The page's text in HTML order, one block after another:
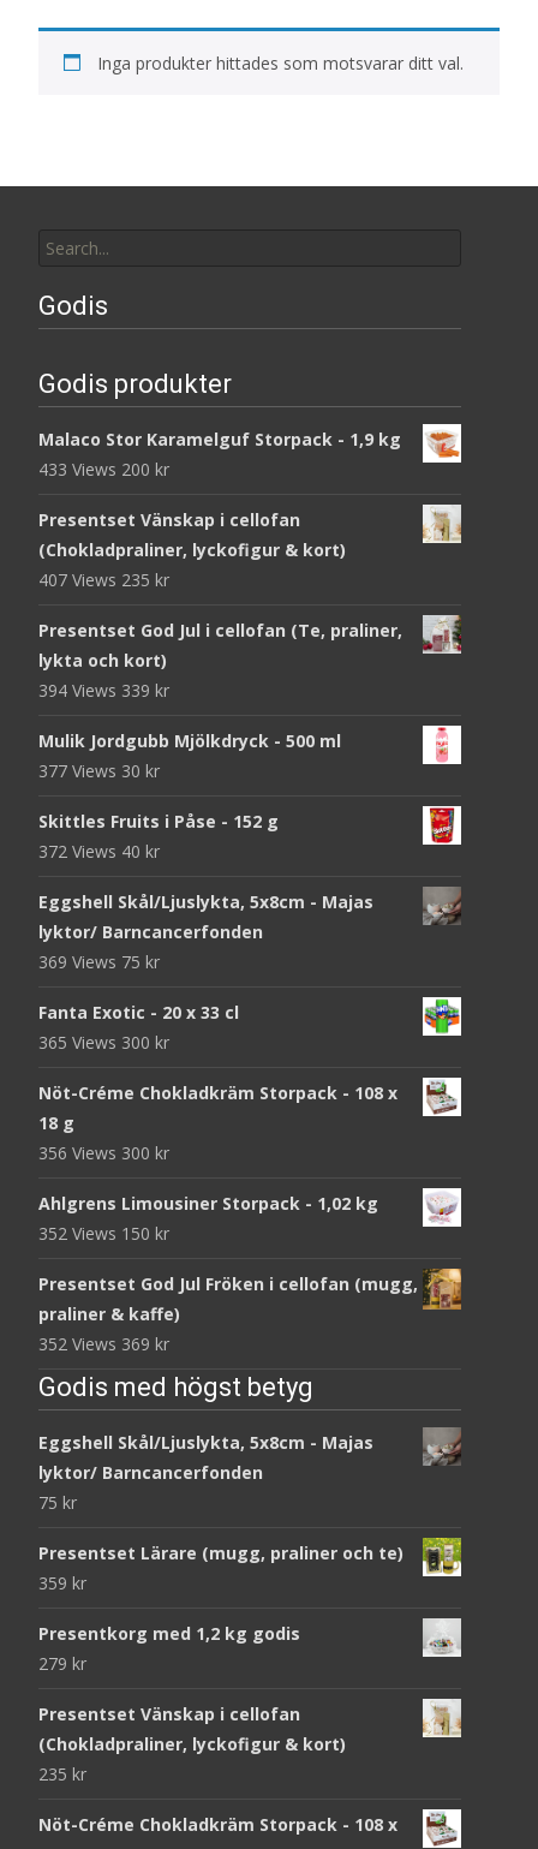
Inga produkter hittades som motsvarar ditt val.
for:
Godis
Godis produkter
Malaco Stor Karamelguf Storpack - 1,9 kg
433 Views 200 kr
Presentset Vänskap i cellofan
(Chokladpraliner, lyckofigur & kort)
407 Views 235 kr
Presentset God Jul i cellofan (Te, praliner,
lykta och kort)
394 Views 339 kr
Mulik Jordgubb Mjölkdryck - 500 ml
377 Views 30 kr
Skittles Fruits i Påse - 152 g
372 Views 40 kr
Eggshell Skål/Ljuslykta, 5x8cm - Majas
lyktor/ Barncancerfonden
369 Views 75 kr
Fanta Exotic - 20 x 33 cl
365 Views 300 kr
Nöt-Créme Chokladkräm Storpack - 108 x
18 g
356 Views 300 kr
Ahlgrens Limousiner Storpack - 1,02 kg
352 Views 150 kr
Presentset God Jul Fröken i cellofan (mugg,
praliner & kaffe)
352 Views 369 kr
Godis med högst betyg
Eggshell Skål/Ljuslykta, 5x8cm - Majas
lyktor/ Barncancerfonden
75 kr
Presentset Lärare (mugg, praliner och te)
359 kr
Presentkorg med 1,2 kg godis
279 kr
Presentset Vänskap i cellofan
(Chokladpraliner, lyckofigur & kort)
235 kr
Nöt-Créme Chokladkräm Storpack - 108 x